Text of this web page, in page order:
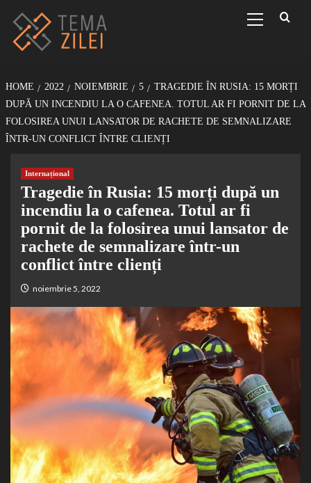
conținut
Menu
HOME 2022 NOIEMBRIE 5
TRAGEDIE ÎN RUSIA: 15 MORȚI
DUPĂ UN INCENDIU LA O CAFENEA. TOTUL AR FI PORNIT DE LA
FOLOSIREA UNUI LANSATOR DE RACHETE DE SEMNALIZARE
ÎNTR-UN CONFLICT ÎNTRE CLIENȚI
Internațional
Tragedie în Rusia: 15 morți după un
incendiu la o cafenea. Totul ar fi
pornit de la folosirea unui lansator de
rachete de semnalizare într-un
conflict între clienți
noiembrie 5, 2022